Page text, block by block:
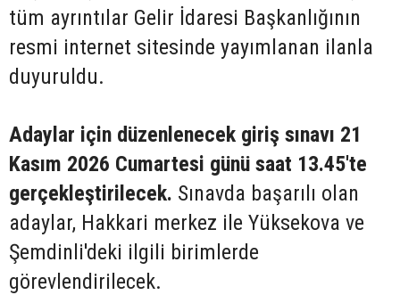
tüm ayrıntılar Gelir İdaresi Başkanlığının
resmi internet sitesinde yayımlanan ilanla
duyuruldu.
Adaylar için düzenlenecek giriş sınavı 21
Kasım 2026 Cumartesi günü saat 13.45'te
gerçekleştirilecek. Sınavda başarılı olan
adaylar, Hakkari merkez ile Yüksekova ve
Şemdinli'deki ilgili birimlerde
görevlendirilecek.